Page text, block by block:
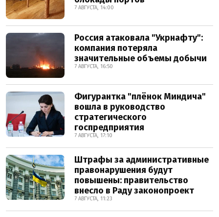
7 АВГУСТА, 14:00
Россия атаковала "Укрнафту":
компания потеряла
значительные объемы добычи
7 АВГУСТА, 16:50
Фигурантка "плёнок Миндича"
вошла в руководство
стратегического
госпредприятия
7 АВГУСТА, 17:10
Штрафы за административные
правонарушения будут
повышены: правительство
внесло в Раду законопроект
7 АВГУСТА, 11:23